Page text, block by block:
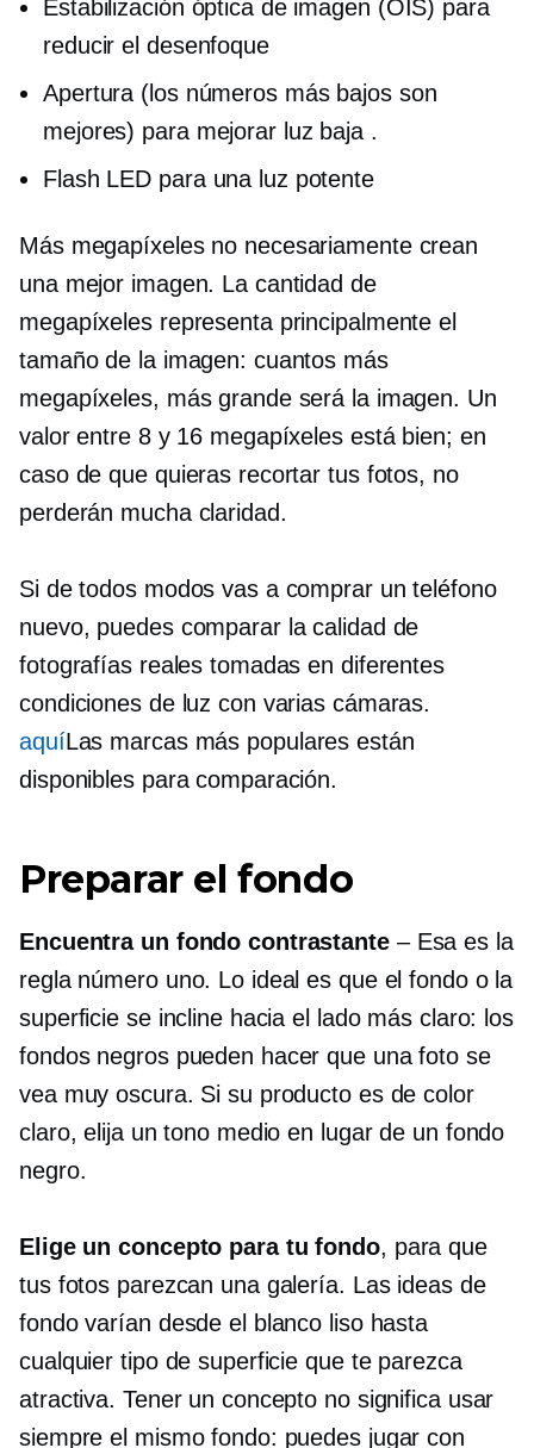
Estabilización óptica de imagen (OIS) para
reducir el desenfoque
Apertura (los números más bajos son
mejores) para mejorar luz baja .
Flash LED para una luz potente
Más megapíxeles no necesariamente crean
una mejor imagen. La cantidad de
megapíxeles representa principalmente el
tamaño de la imagen: cuantos más
megapíxeles, más grande será la imagen. Un
valor entre 8 y 16 megapíxeles está bien; en
caso de que quieras recortar tus fotos, no
perderán mucha claridad.
Si de todos modos vas a comprar un teléfono
nuevo, puedes comparar la calidad de
fotografías reales tomadas en diferentes
condiciones de luz con varias cámaras.
aquíLas marcas más populares están
disponibles para comparación.
Preparar el fondo
Encuentra un fondo contrastante –Esa es la
regla número uno. Lo ideal es que el fondo o la
superficie se incline hacia el lado más claro: los
fondos negros pueden hacer que una foto se
vea muy oscura. Si su producto es de color
claro, elija un tono medio en lugar de un fondo
negro.
Elige un concepto para tu fondo, para que
tus fotos parezcan una galería. Las ideas de
fondo varían desde el blanco liso hasta
cualquier tipo de superficie que te parezca
atractiva. Tener un concepto no significa usar
siempre el mismo fondo: puedes jugar con